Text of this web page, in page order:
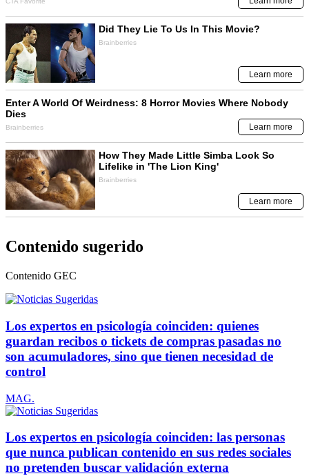
Contenido sugerido
Contenido GEC
Los expertos en psicología coinciden: quienes
guardan recibos o tickets de compras pasadas no
son acumuladores, sino que tienen necesidad de
control
MAG.
Los expertos en psicología coinciden: las personas
que nunca publican contenido en sus redes sociales
no pretenden buscar validación externa